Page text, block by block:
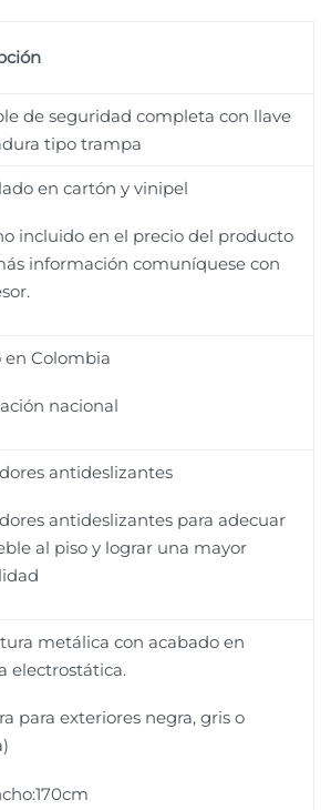
de seguridad completa con llave
tipo trampa
en cartón y vinipel
incluido en el precio del producto
información comuníquese con
en Colombia
nacional
antideslizantes
antideslizantes para adecuar
al piso y lograr una mayor
metálica con acabado en
electrostática.
para exteriores negra, gris o